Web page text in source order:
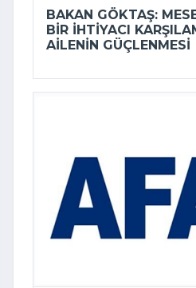
BAKAN GÖKTAŞ:
BIR IHTIYACI
AILENIN GÜÇLENMESI